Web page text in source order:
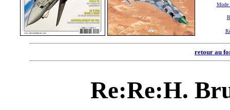
retour au
Re:Re:H.